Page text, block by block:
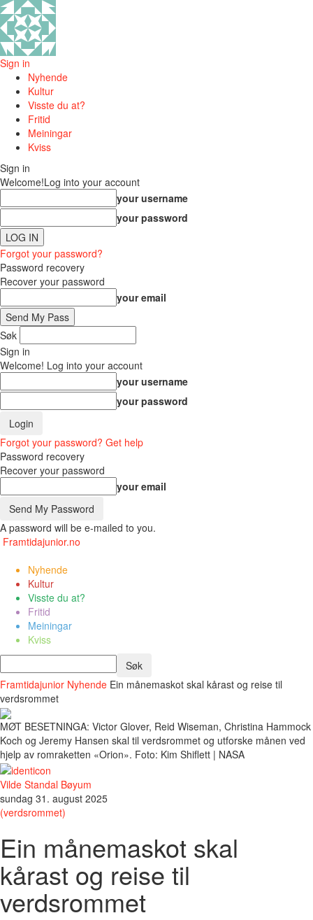
Sign in
Nyhende
Kultur
Visste du at?
Fritid
Meiningar
Kviss
Sign in
Welcome!Log into your account
your username
your password
Forgot your password?
Password recovery
Recover your password
your email
Søk
Sign in
Welcome! Log into your account
your username
your password
Forgot your password? Get help
Password recovery
Recover your password
your email
A password will be e-mailed to you.
Framtidajunior.no
Nyhende
Kultur
Visste du at?
Fritid
Meiningar
Kviss
Framtidajunior Nyhende Ein månemaskot skal kårast og reise til
verdsrommet
MØT BESETNINGA: Victor Glover, Reid Wiseman, Christina Hammock
Koch og Jeremy Hansen skal til verdsrommet og utforske månen ved
hjelp av romraketten «Orion». Foto: Kim Shiflett | NASA
Vilde Standal Bøyum
sundag 31. august 2025
(verdsrommet)
Ein månemaskot skal
kårast og reise til
verdsrommet